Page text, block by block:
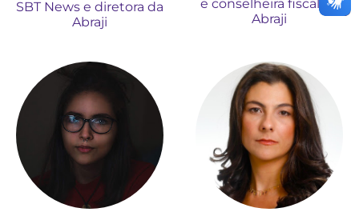
SBT News e diretora da
Abraji
e conselheira fiscal da
Abraji